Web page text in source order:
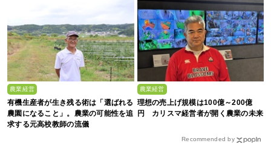
農業経営
有機生産者が生き残る術は「選ばれる
農園になること」。農業の可能性を追
求する元高校教師の流儀
農業経営
理想の売上げ規模は100億～200億
円 カリスマ経営者が開く農業の未来
Recommended by